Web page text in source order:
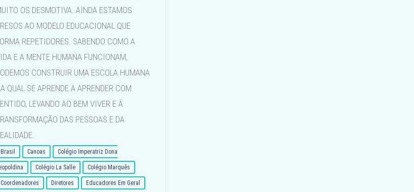
OS DESMOTIVA. AINDA ESTAMOS
AO MODELO EDUCACIONAL QUE
REPETIDORES. SABENDO COMO A
E A MENTE HUMANA FUNCIONAM,
CONSTRUIR UMA ESCOLA HUMANA
QUAL SE APRENDE A APRENDER COM
LEVANDO AO BEM VIVER E À
DAS PESSOAS E DA
Brasil Canoas Colégio Imperatriz Dona
Colégio La Salle Colégio Marquês
Coordenadores Diretores Educadores Em Geral